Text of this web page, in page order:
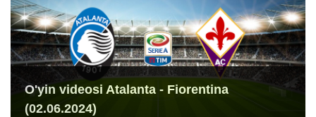
O'yin videosi Atalanta - Fiorentina
(02.06.2024)